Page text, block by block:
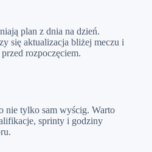
plan z dnia na dzień.
się aktualizacja bliżej meczu i
rozpoczęciem.
nie tylko sam wyścig. Warto
sprinty i godziny